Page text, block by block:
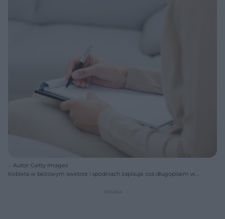
Autor: Getty Images
Kobieta w beżowym swetrze i spodniach zapisuje coś długopisem w
porady psychologiczne i walkę ze stresem, o czym przeczytasz więcej